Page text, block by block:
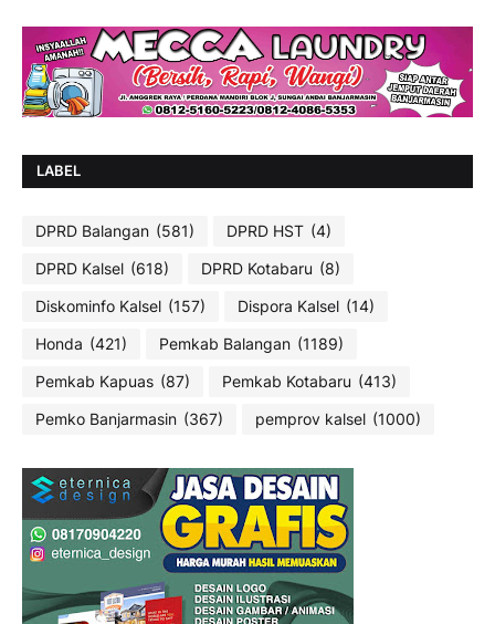
LABEL
DPRD Balangan (581) DPRD HST (4)
DPRD Kalsel (618) DPRD Kotabaru (8)
Diskominfo Kalsel (157) Dispora Kalsel (14)
Honda (421) Pemkab Balangan (1189)
Pemkab Kapuas (87) Pemkab Kotabaru (413)
Pemko Banjarmasin (367) pemprov kalsel (1000)